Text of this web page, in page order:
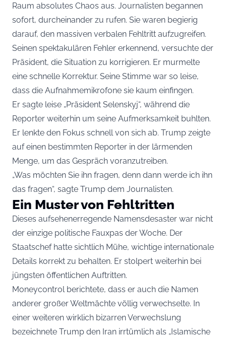
Raum absolutes Chaos aus. Journalisten begannen
sofort, durcheinander zu rufen. Sie waren begierig
darauf, den massiven verbalen Fehltritt aufzugreifen.
Seinen spektakulären Fehler erkennend, versuchte der
Präsident, die Situation zu korrigieren. Er murmelte
eine schnelle Korrektur. Seine Stimme war so leise,
dass die Aufnahmemikrofone sie kaum einfingen.
Er sagte leise „Präsident Selenskyj“, während die
Reporter weiterhin um seine Aufmerksamkeit buhlten.
Er lenkte den Fokus schnell von sich ab. Trump zeigte
auf einen bestimmten Reporter in der lärmenden
Menge, um das Gespräch voranzutreiben.
„Was möchten Sie ihn fragen, denn dann werde ich ihn
das fragen“, sagte Trump dem Journalisten.
Ein Muster von Fehltritten
Dieses aufsehenerregende Namensdesaster war nicht
der einzige politische Fauxpas der Woche. Der
Staatschef hatte sichtlich Mühe, wichtige internationale
Details korrekt zu behalten. Er stolpert weiterhin bei
jüngsten öffentlichen Auftritten.
Moneycontrol berichtete, dass er auch die Namen
anderer großer Weltmächte völlig verwechselte. In
einer weiteren wirklich bizarren Verwechslung
bezeichnete Trump den Iran irrtümlich als „Islamische